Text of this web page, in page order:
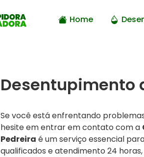
Home
Desentupimento
Se você está enfrentando
hesite em entrar em contato com a
Pedreira é um serviço essencial
qualificados e atendimento 24